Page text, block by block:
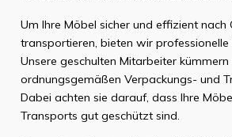
Um Ihre Möbel sicher und effizient nach
transportieren, bieten wir
Unsere geschulten Mitarbeiter kümmern
ordnungsgemäßen Verpackungs- und
Dabei achten sie darauf, dass Ihre
Transports gut geschützt sind.